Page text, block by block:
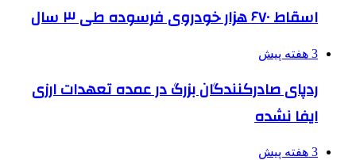
اسقاط ۶۷۰ هزار خودروی فرسوده طی ۳ سال
3 هفته پیش
ردپای صادرکنندگان بزرگ در عمده تعهدات ارزی
ایفا نشده
3 هفته پیش